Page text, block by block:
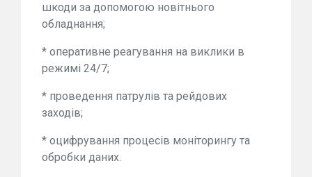
шкоди за допомогою новітнього
обладнання;
* оперативне реагування на виклики в
режимі 24/7;
* проведення патрулів та рейдових
заходів;
* оцифрування процесів моніторингу та
обробки даних.